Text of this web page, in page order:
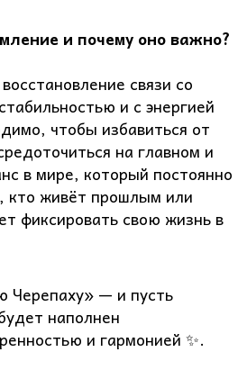
и почему оно важно?
связи со
и с энергией
чтобы избавиться от
на главном и
в мире, который постоянно
кто живёт прошлым или
фиксировать свою жизнь в
Черепаху» — и пусть
наполнен
и гармонией ✨.